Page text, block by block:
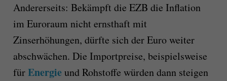
Andererseits: Bekämpft die EZB die Inflation
im Euroraum nicht ernsthaft mit
Zinserhöhungen, dürfte sich der Euro weiter
abschwächen. Die Importpreise, beispielsweise
fürEnergie und Rohstoffe würden dann steigen